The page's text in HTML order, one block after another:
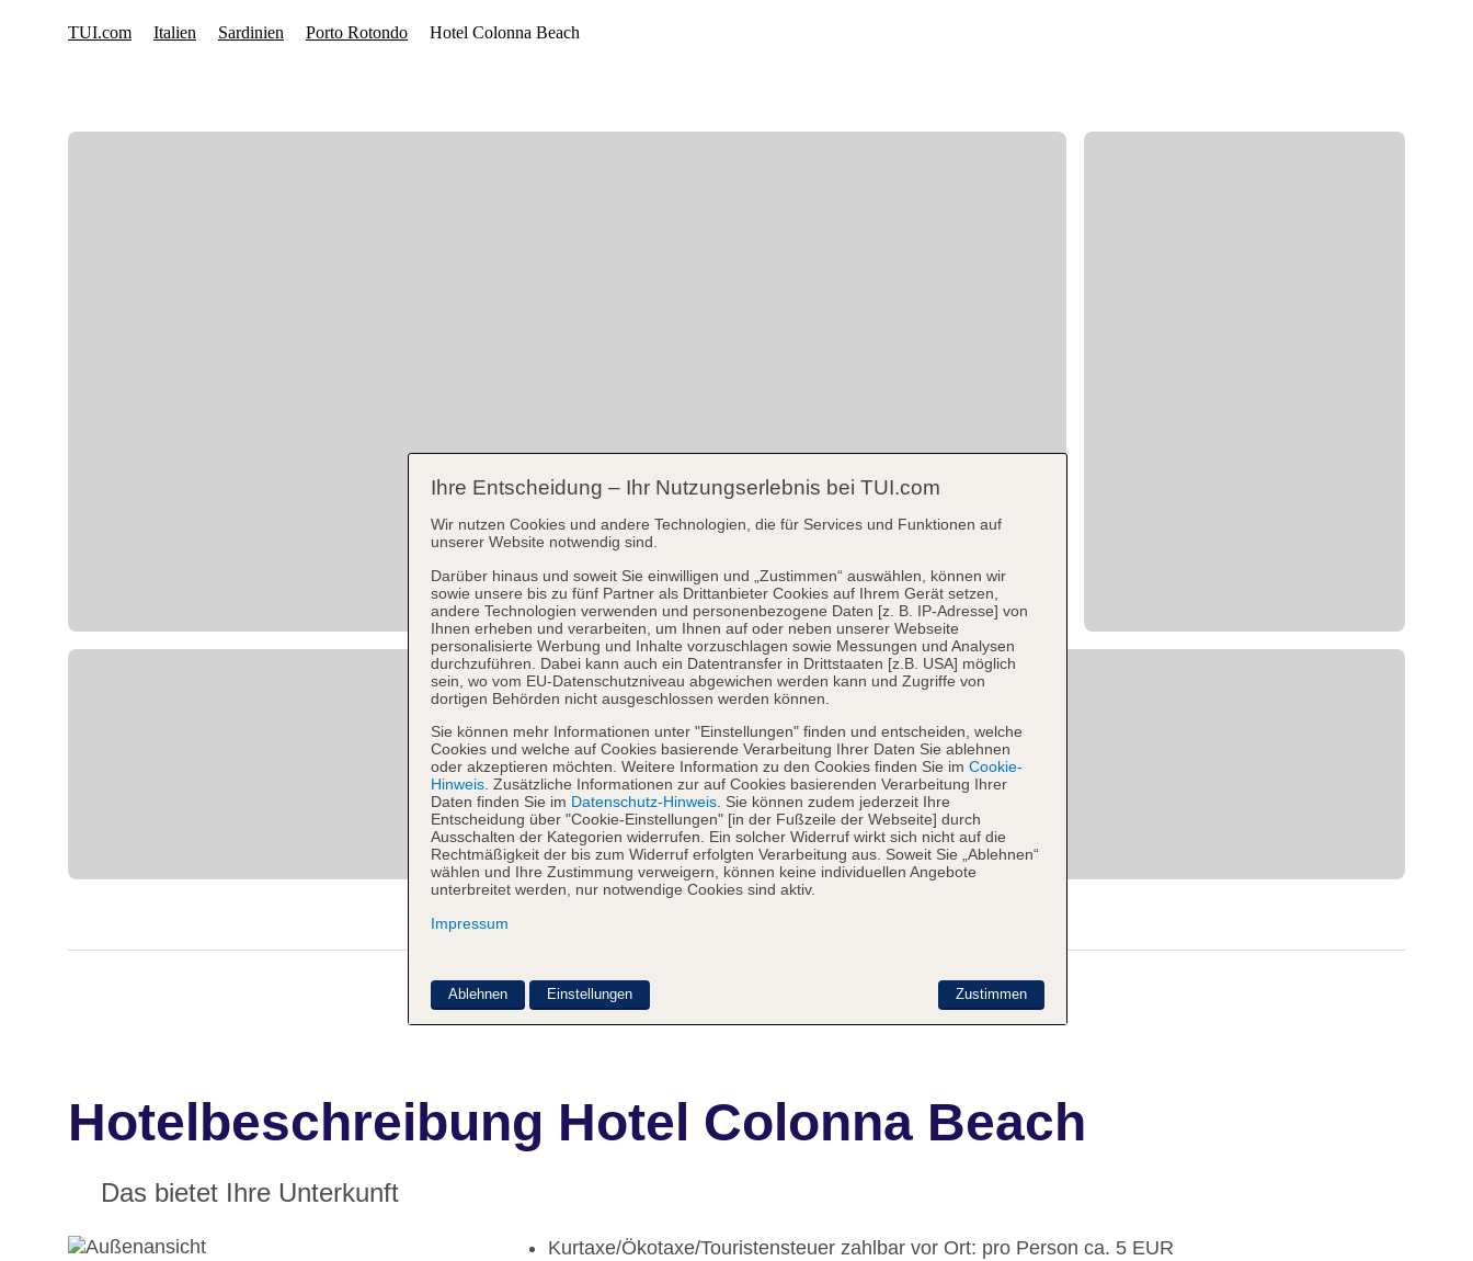
Hotelbeschreibung Hotel Colonna Beach
Das bietet Ihre Unterkunft
Kurtaxe/Ökotaxe/Touristensteuer zahlbar vor Ort: pro Person ca. 5 EUR
Ihre Entscheidung – Ihr Nutzungserlebnis bei TUI.com
Wir nutzen Cookies und andere Technologien, die für Services und Funktionen auf
unserer Website notwendig sind.
Darüber hinaus und soweit Sie einwilligen und „Zustimmen“ auswählen, können wir
sowie unsere bis zu fünf Partner als Drittanbieter Cookies auf Ihrem Gerät setzen,
andere Technologien verwenden und personenbezogene Daten [z. B. IP-Adresse] von
Ihnen erheben und verarbeiten, um Ihnen auf oder neben unserer Webseite
personalisierte Werbung und Inhalte vorzuschlagen sowie Messungen und Analysen
durchzuführen. Dabei kann auch ein Datentransfer in Drittstaaten [z.B. USA] möglich
sein, wo vom EU-Datenschutzniveau abgewichen werden kann und Zugriffe von
dortigen Behörden nicht ausgeschlossen werden können.
Sie können mehr Informationen unter "Einstellungen" finden und entscheiden, welche
Cookies und welche auf Cookies basierende Verarbeitung Ihrer Daten Sie ablehnen
oder akzeptieren möchten. Weitere Information zu den Cookies finden Sie im Cookie-
Hinweis . Zusätzliche Informationen zur auf Cookies basierenden Verarbeitung Ihrer
Daten finden Sie im Datenschutz-Hinweis . Sie können zudem jederzeit Ihre
Entscheidung über "Cookie-Einstellungen" [in der Fußzeile der Webseite] durch
Ausschalten der Kategorien widerrufen. Ein solcher Widerruf wirkt sich nicht auf die
Rechtmäßigkeit der bis zum Widerruf erfolgten Verarbeitung aus. Soweit Sie „Ablehnen“
wählen und Ihre Zustimmung verweigern, können keine individuellen Angebote
unterbreitet werden, nur notwendige Cookies sind aktiv.
Impressum
Zustimmen
Ablehnen Einstellungen